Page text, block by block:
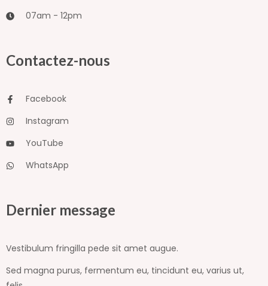
07am - 12pm
Contactez-nous
Facebook
Instagram
YouTube
WhatsApp
Dernier message
Vestibulum fringilla pede sit amet augue.
Sed magna purus, fermentum eu, tincidunt eu, varius ut,